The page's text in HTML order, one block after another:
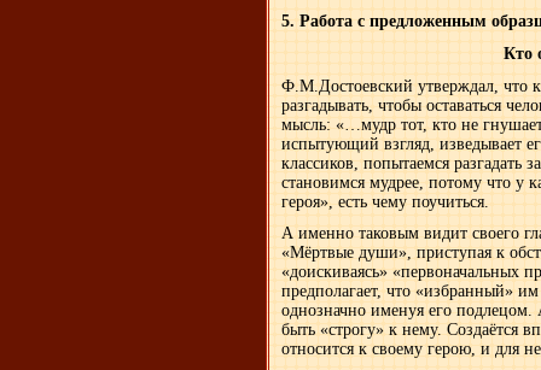
5. Работа с предложенным
Кто
Ф.М.Достоевский утверждал, что
разгадывать, чтобы оставаться
мысль: «…мудр тот, кто не
испытующий взгляд, изведывает
классиков, попытаемся разгадать
становимся мудрее, потому что у
героя», есть чему поучиться.
А именно таковым видит своего
«Мёртвые души», приступая к
«доискиваясь» «первоначальных
предполагает, что «избранный»
однозначно именуя его подлецом.
быть «строгу» к нему. Создаётся
относится к своему герою, и для